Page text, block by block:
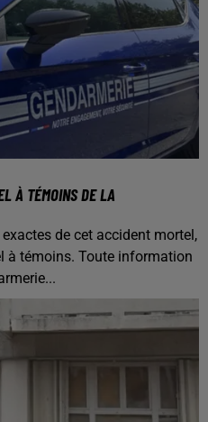
À TÉMOINS DE LA
de cet accident mortel,
à témoins. Toute information